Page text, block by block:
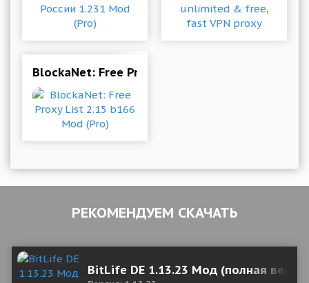
BlockaNet: Free Proxy List 2.15 b166 Mod (Pro)
РЕКОМЕНДУЕМ СКАЧАТЬ
BitLife DE 1.13.23 Мод (полная